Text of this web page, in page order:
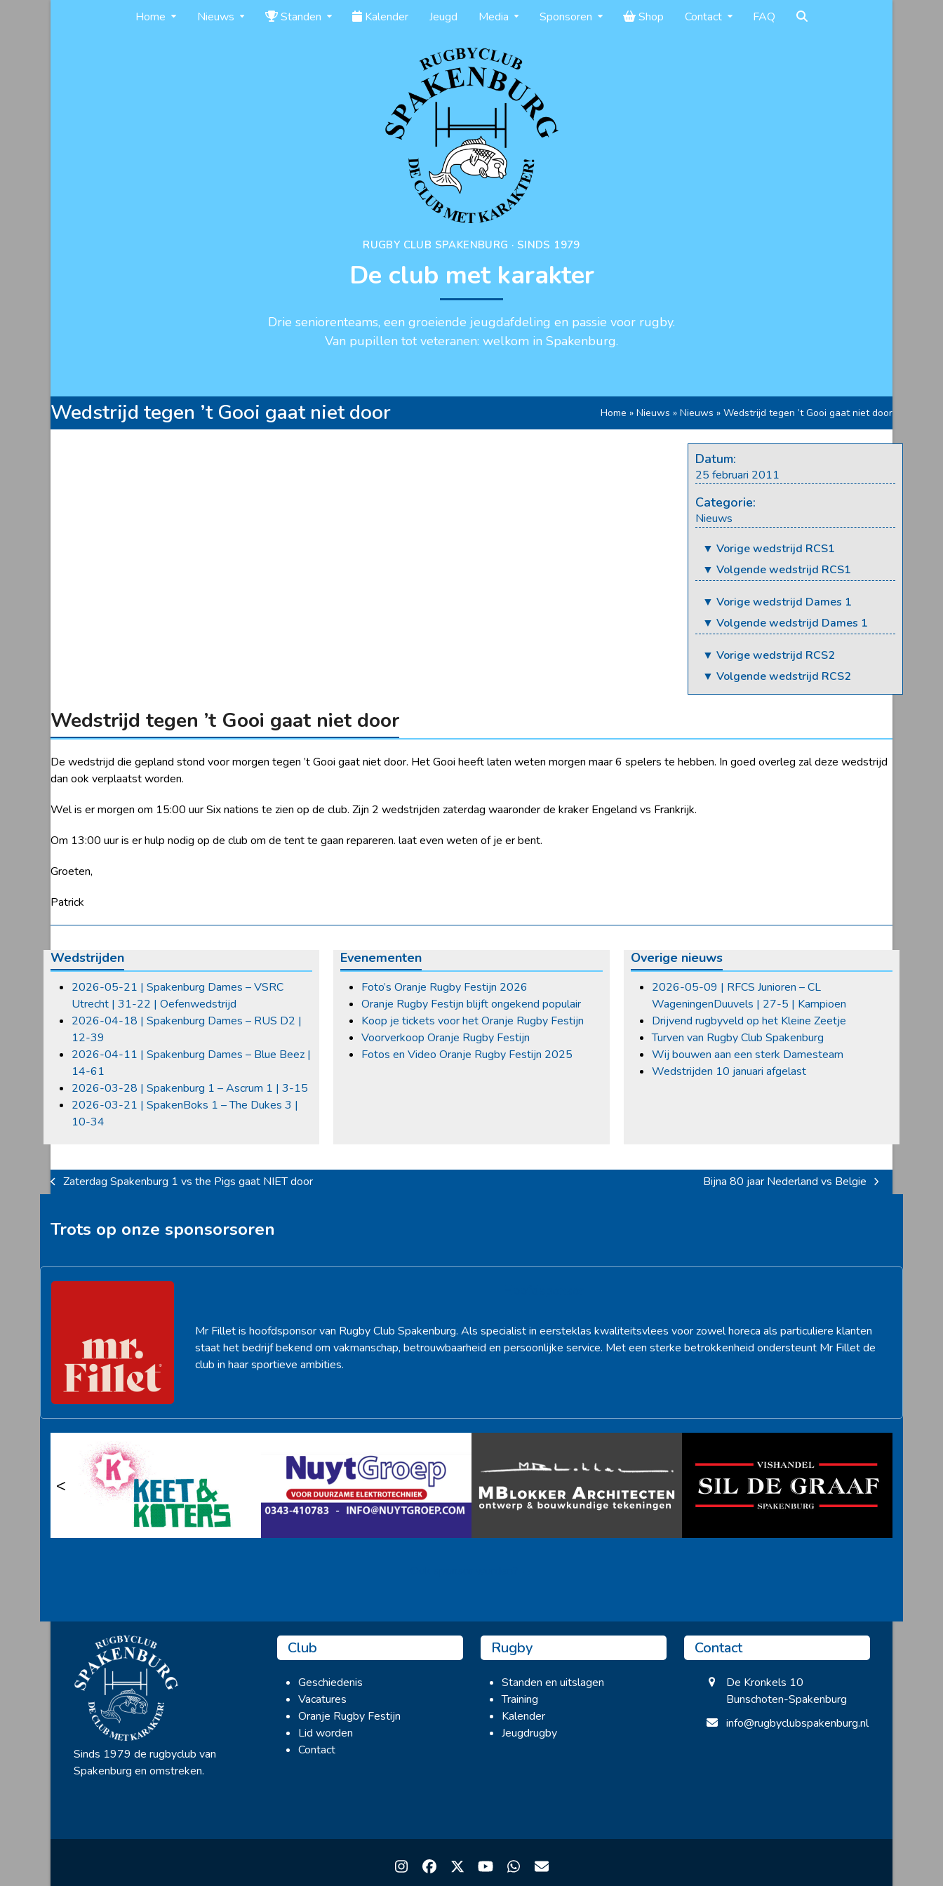
Home Nieuws Standen Kalender Jeugd Media Sponsoren Shop Contact FAQ
RUGBY CLUB SPAKENBURG · SINDS 1979
De club met karakter
Drie seniorenteams, een groeiende jeugdafdeling en passie voor rugby.
Van pupillen tot veteranen: welkom in Spakenburg.
Wedstrijd tegen ’t Gooi gaat niet door Home » Nieuws » Nieuws » Wedstrijd tegen ’t Gooi gaat niet door
Datum:
25 februari 2011
Categorie:
Nieuws
▼ Vorige wedstrijd RCS1
▼ Volgende wedstrijd RCS1
▼ Vorige wedstrijd Dames 1
▼ Volgende wedstrijd Dames 1
▼ Vorige wedstrijd RCS2
▼ Volgende wedstrijd RCS2
Wedstrijd tegen ’t Gooi gaat niet door
De wedstrijd die gepland stond voor morgen tegen ’t Gooi gaat niet door. Het Gooi heeft laten weten morgen maar 6 spelers te hebben. In goed overleg zal deze wedstrijd
dan ook verplaatst worden.
Wel is er morgen om 15:00 uur Six nations te zien op de club. Zijn 2 wedstrijden zaterdag waaronder de kraker Engeland vs Frankrijk.
Om 13:00 uur is er hulp nodig op de club om de tent te gaan repareren. laat even weten of je er bent.
Groeten,
Patrick
Wedstrijden
2026-05-21 | Spakenburg Dames – VSRC
Utrecht | 31-22 | Oefenwedstrijd
2026-04-18 | Spakenburg Dames – RUS D2 |
12-39
2026-04-11 | Spakenburg Dames – Blue Beez |
14-61
2026-03-28 | Spakenburg 1 – Ascrum 1 | 3-15
2026-03-21 | SpakenBoks 1 – The Dukes 3 |
10-34
Evenementen
Foto’s Oranje Rugby Festijn 2026
Oranje Rugby Festijn blijft ongekend populair
Koop je tickets voor het Oranje Rugby Festijn
Voorverkoop Oranje Rugby Festijn
Fotos en Video Oranje Rugby Festijn 2025
Overige nieuws
2026-05-09 | RFCS Junioren – CL
WageningenDuuvels | 27-5 | Kampioen
Drijvend rugbyveld op het Kleine Zeetje
Turven van Rugby Club Spakenburg
Wij bouwen aan een sterk Damesteam
Wedstrijden 10 januari afgelast
previous
Zaterdag Spakenburg 1 vs the Pigs gaat NIET door
next
Bijna 80 jaar Nederland vs Belgie
Trots op onze sponsorsoren
Mr Fillet is hoofdsponsor van Rugby Club Spakenburg. Als specialist in eersteklas kwaliteitsvlees voor zowel horeca als particuliere klanten
staat het bedrijf bekend om vakmanschap, betrouwbaarheid en persoonlijke service. Met een sterke betrokkenheid ondersteunt Mr Fillet de
club in haar sportieve ambities.
< >
Sinds 1979 de rugbyclub van
Spakenburg en omstreken.
Club
Geschiedenis
Vacatures
Oranje Rugby Festijn
Lid worden
Contact
Rugby
Standen en uitslagen
Training
Kalender
Jeugdrugby
Contact
De Kronkels 10
Bunschoten-Spakenburg
info@rugbyclubspakenburg.nl
Instagram
Facebook
TwitterYouTubeWhatsapp
Email